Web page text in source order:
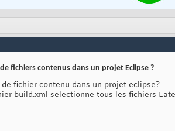
fichiers contenus dans un projet Eclipse ?
fichier contenu dans un projet eclipse?
build.xml selectionne tous les fichiers